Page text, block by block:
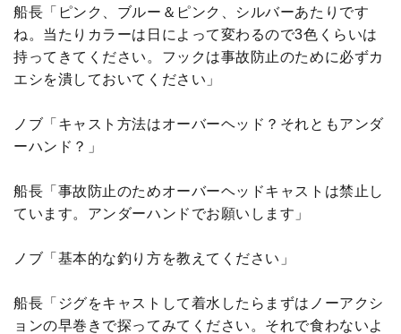
船長「ピンク、ブルー＆ピンク、シルバーあたりです
ね。当たりカラーは日によって変わるので3色くらいは
持ってきてください。フックは事故防止のために必ずカ
エシを潰しておいてください」
ノブ「キャスト方法はオーバーヘッド？それともアンダ
ーハンド？」
船長「事故防止のためオーバーヘッドキャストは禁止し
ています。アンダーハンドでお願いします」
ノブ「基本的な釣り方を教えてください」
船長「ジグをキャストして着水したらまずはノーアクシ
ョンの早巻きで探ってみてください。それで食わないよ